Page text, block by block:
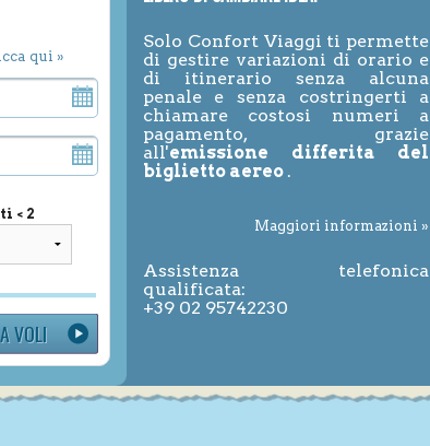
qui »
< 2
Solo Confort Viaggi ti permette
di gestire variazioni di orario e
di itinerario senza alcuna
penale e senza costringerti a
chiamare costosi numeri a
pagamento, grazie
all'emissione differita del
biglietto aereo .
Maggiori informazioni »
Assistenza telefonica
qualificata:
+39 02 95742230